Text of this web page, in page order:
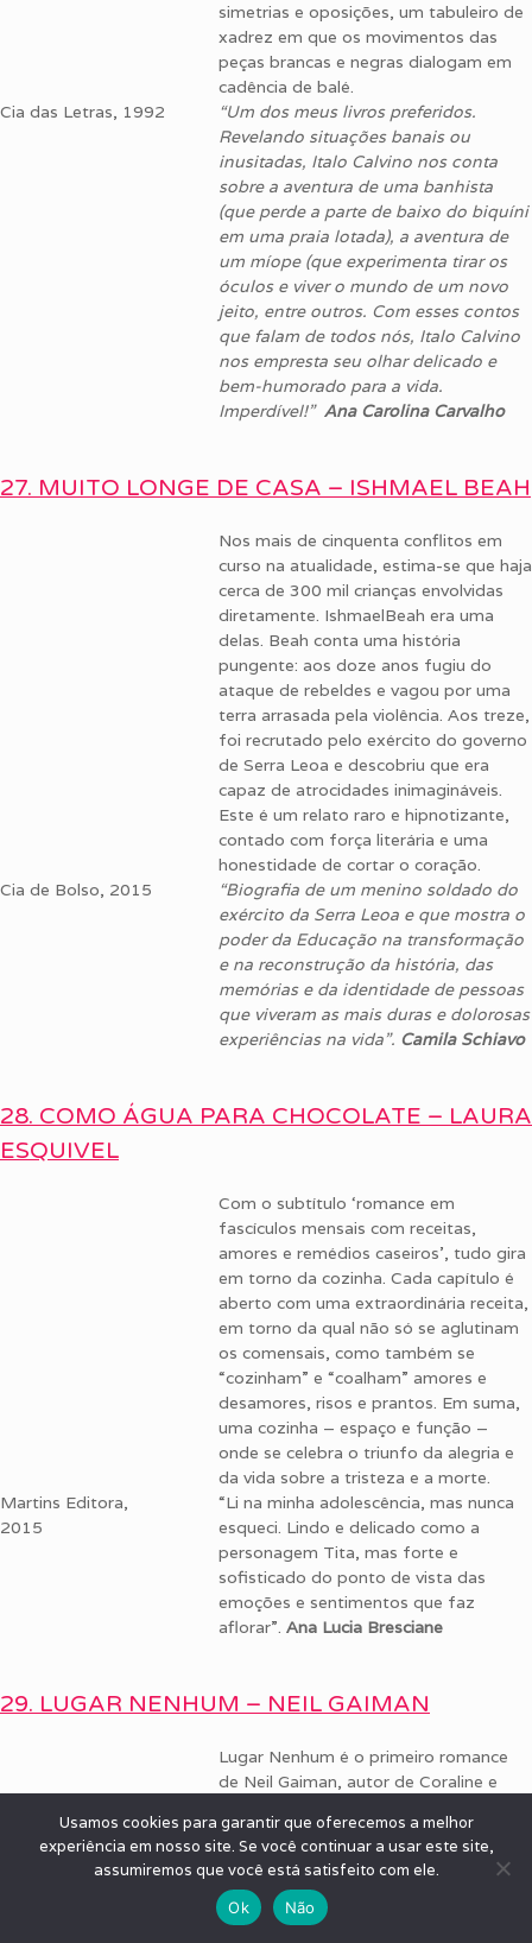
simetrias e oposições, um tabuleiro de
xadrez em que os movimentos das
peças brancas e negras dialogam em
cadência de balé.
Cia das Letras, 1992
“Um dos meus livros preferidos.
Revelando situações banais ou
inusitadas, Italo Calvino nos conta
sobre a aventura de uma banhista
(que perde a parte de baixo do biquíni
em uma praia lotada), a aventura de
um míope (que experimenta tirar os
óculos e viver o mundo de um novo
jeito, entre outros. Com esses contos
que falam de todos nós, Italo Calvino
nos empresta seu olhar delicado e
bem-humorado para a vida.
Imperdível!” Ana Carolina Carvalho
27. MUITO LONGE DE CASA – ISHMAEL BEAH
Nos mais de cinquenta conflitos em
curso na atualidade, estima-se que haja
cerca de 300 mil crianças envolvidas
diretamente. IshmaelBeah era uma
delas. Beah conta uma história
pungente: aos doze anos fugiu do
ataque de rebeldes e vagou por uma
terra arrasada pela violência. Aos treze,
foi recrutado pelo exército do governo
de Serra Leoa e descobriu que era
capaz de atrocidades inimagináveis.
Este é um relato raro e hipnotizante,
contado com força literária e uma
honestidade de cortar o coração.
Cia de Bolso, 2015
“Biografia de um menino soldado do
exército da Serra Leoa e que mostra o
poder da Educação na transformação
e na reconstrução da história, das
memórias e da identidade de pessoas
que viveram as mais duras e dolorosas
experiências na vida”. Camila Schiavo
28. COMO ÁGUA PARA CHOCOLATE – LAURA
ESQUIVEL
Com o subtítulo ‘romance em
fascículos mensais com receitas,
amores e remédios caseiros’, tudo gira
em torno da cozinha. Cada capítulo é
aberto com uma extraordinária receita,
em torno da qual não só se aglutinam
os comensais, como também se
“cozinham” e “coalham” amores e
desamores, risos e prantos. Em suma,
uma cozinha – espaço e função –
onde se celebra o triunfo da alegria e
da vida sobre a tristeza e a morte.
Martins Editora,
2015
“Li na minha adolescência, mas nunca
esqueci. Lindo e delicado como a
personagem Tita, mas forte e
sofisticado do ponto de vista das
emoções e sentimentos que faz
aflorar”. Ana Lucia Bresciane
29. LUGAR NENHUM – NEIL GAIMAN
Lugar Nenhum é o primeiro romance
de Neil Gaiman, autor de Coraline e
em 1997.
O protagonista Richard
Mayhew é um jovem escocês
que vive uma vida normal em
Usamos cookies para garantir que oferecemos a melhor
experiência em nosso site. Se você continuar a usar este site,
assumiremos que você está satisfeito com ele.
Ok Não